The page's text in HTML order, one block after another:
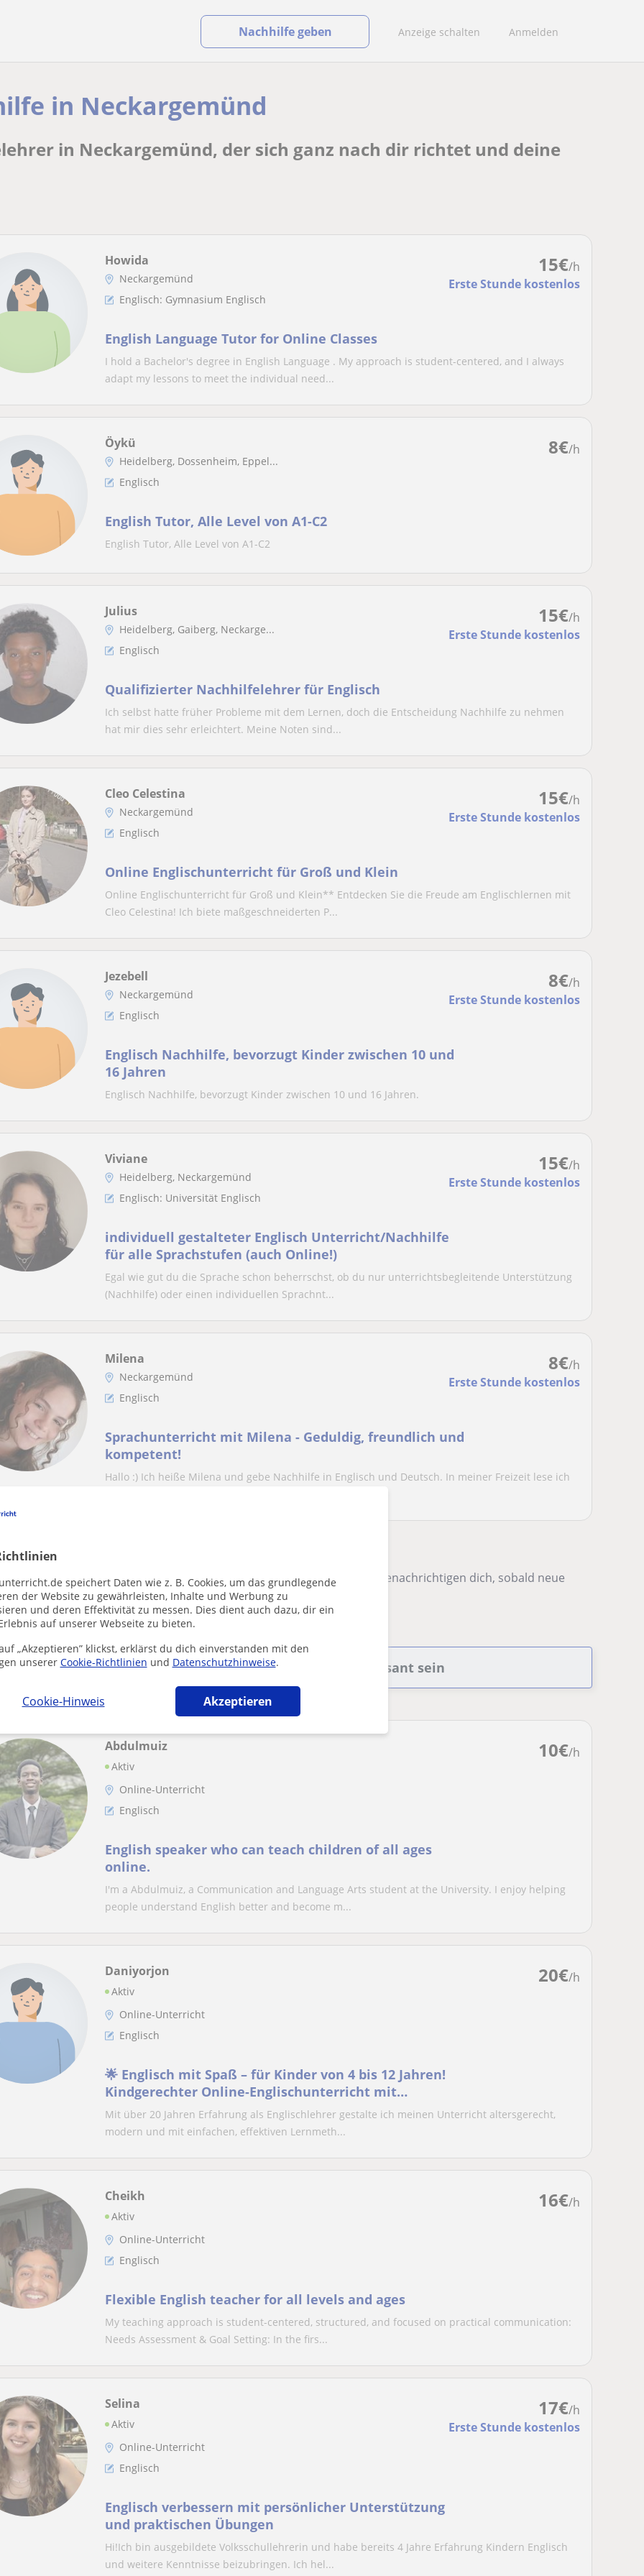
speichert Daten wie z. B. Cookies, um das grundlegende
der Website zu gewährleisten, Inhalte und Werbung zu
und deren Effektivität zu messen. Dies dient auch dazu, dir ein
auf unserer Webseite zu bieten.
„Akzeptieren” klickst, erklärst du dich einverstanden mit den
unserer Cookie-Richtlinien und Datenschutzhinweise.
Cookie-Hinweis Akzeptieren
Anzeige schalten Anmelden
Nachhilfe geben
in Neckargemünd
in Neckargemünd, der sich ganz nach dir richtet und deine
15€/h
Erste Stunde kostenlos
Howida
Neckargemünd
Englisch: Gymnasium Englisch
English Language Tutor for Online Classes
I hold a Bachelor's degree in English Language . My approach is student-centered, and I always
adapt my lessons to meet the individual need...
8€/h
Öykü
Heidelberg, Dossenheim, Eppel...
Englisch
English Tutor, Alle Level von A1-C2
English Tutor, Alle Level von A1-C2
15€/h
Erste Stunde kostenlos
Julius
Heidelberg, Gaiberg, Neckarge...
Englisch
Qualifizierter Nachhilfelehrer für Englisch
Ich selbst hatte früher Probleme mit dem Lernen, doch die Entscheidung Nachhilfe zu nehmen
hat mir dies sehr erleichtert. Meine Noten sind...
15€/h
Erste Stunde kostenlos
Cleo Celestina
Neckargemünd
Englisch
Online Englischunterricht für Groß und Klein
Online Englischunterricht für Groß und Klein** Entdecken Sie die Freude am Englischlernen mit
Cleo Celestina! Ich biete maßgeschneiderten P...
8€/h
Erste Stunde kostenlos
Jezebell
Neckargemünd
Englisch
Englisch Nachhilfe, bevorzugt Kinder zwischen 10 und
16 Jahren
Englisch Nachhilfe, bevorzugt Kinder zwischen 10 und 16 Jahren.
15€/h
Erste Stunde kostenlos
Viviane
Heidelberg, Neckargemünd
Englisch: Universität Englisch
individuell gestalteter Englisch Unterricht/Nachhilfe
für alle Sprachstufen (auch Online!)
Egal wie gut du die Sprache schon beherrschst, ob du nur unterrichtsbegleitende Unterstützung
(Nachhilfe) oder einen individuellen Sprachnt...
8€/h
Erste Stunde kostenlos
Milena
Neckargemünd
Englisch
Sprachunterricht mit Milena - Geduldig, freundlich und
kompetent!
Hallo :) Ich heiße Milena und gebe Nachhilfe in Englisch und Deutsch. In meiner Freizeit lese ich
dass deine Suche sehr spezifisch ist.
Suche an, um mehr Ergebnisse zu sehen, oder speichere sie – wir benachrichtigen dich, sobald neue
verfügbar sind.
Suche speichern
Online-Lehrkräfte für englisch könnten für dich interessant sein
10€/h
Abdulmuiz
Aktiv
Online-Unterricht
Englisch
English speaker who can teach children of all ages
online.
I'm a Abdulmuiz, a Communication and Language Arts student at the University. I enjoy helping
people understand English better and become m...
20€/h
Daniyorjon
Aktiv
Online-Unterricht
Englisch
🌟 Englisch mit Spaß – für Kinder von 4 bis 12 Jahren!
Kindgerechter Online-Englischunterricht mit
spielerischen Übungen.
Mit über 20 Jahren Erfahrung als Englischlehrer gestalte ich meinen Unterricht altersgerecht,
modern und mit einfachen, effektiven Lernmeth...
16€/h
Cheikh
Aktiv
Online-Unterricht
Englisch
Flexible English teacher for all levels and ages
My teaching approach is student-centered, structured, and focused on practical communication:
Needs Assessment & Goal Setting: In the firs...
17€/h
Erste Stunde kostenlos
Selina
Aktiv
Online-Unterricht
Englisch
Englisch verbessern mit persönlicher Unterstützung
und praktischen Übungen
Hi!Ich bin ausgebildete Volksschullehrerin und habe bereits 4 Jahre Erfahrung Kindern Englisch
und weitere Kenntnisse beizubringen. Ich hel...